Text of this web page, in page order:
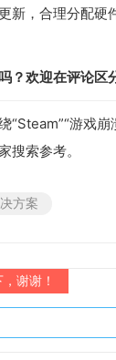
新，合理分配硬
？欢迎在评论区
“Steam”“游戏
搜索参考。
方案
谢谢！